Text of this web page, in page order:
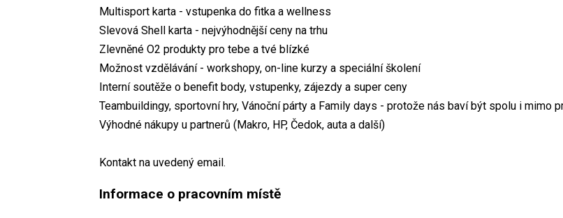
Multisport karta - vstupenka do fitka a wellness
Slevová Shell karta - nejvýhodnější ceny na trhu
Zlevněné O2 produkty pro tebe a tvé blízké
Možnost vzdělávání - workshopy, on-line kurzy a speciální školení
Interní soutěže o benefit body, vstupenky, zájezdy a super ceny
Teambuildingy, sportovní hry, Vánoční párty a Family days - protože nás baví být spolu i mimo
Výhodné nákupy u partnerů (Makro, HP, Čedok, auta a další)
Kontakt na uvedený email.
Informace o pracovním místě